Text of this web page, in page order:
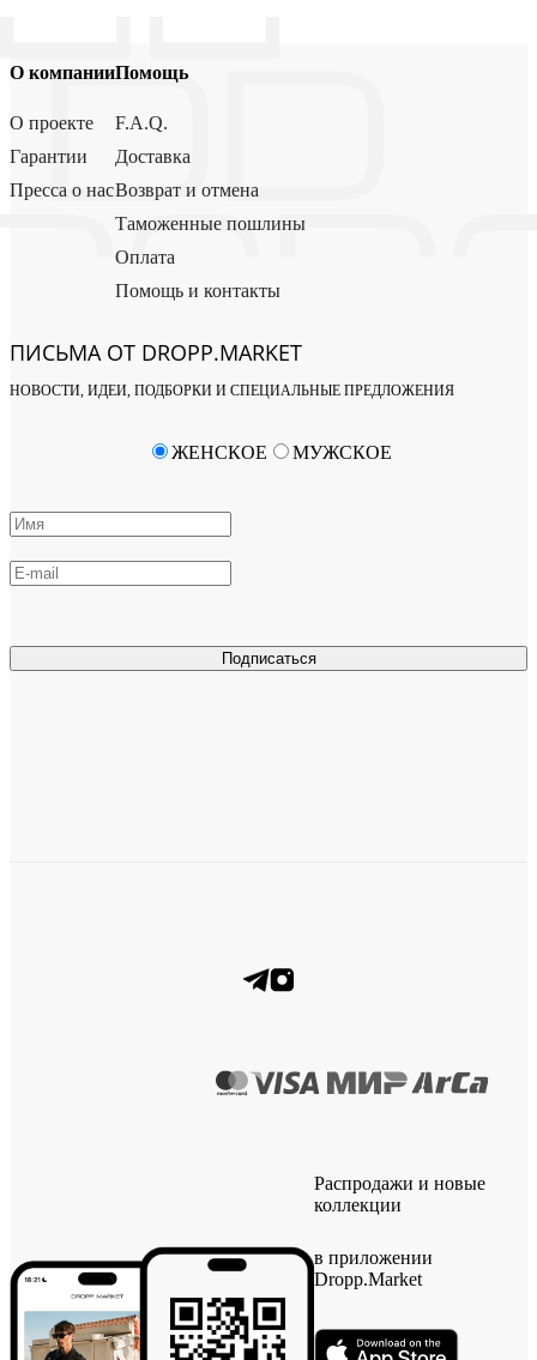
О компании
О проекте
Гарантии
Пресса о нас
Помощь
F.A.Q.
Доставка
Возврат и отмена
Таможенные пошлины
Оплата
Помощь и контакты
ПИСЬМА ОТ DROPP.MARKET
НОВОСТИ, ИДЕИ, ПОДБОРКИ И СПЕЦИАЛЬНЫЕ ПРЕДЛОЖЕНИЯ
Подписаться
ЖЕНСКОЕ МУЖСКОЕ
Распродажи и новые
коллекции
в приложении
Dropp.Market